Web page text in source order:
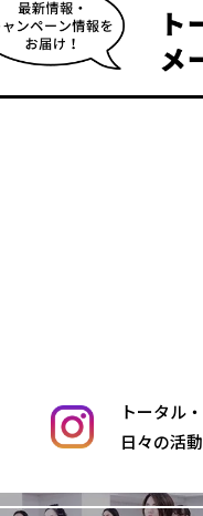
トータル
日々の活